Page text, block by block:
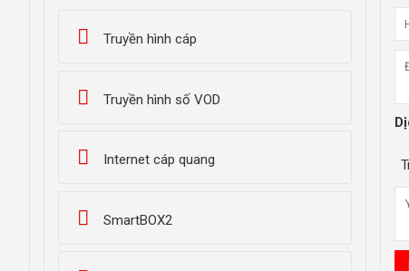
Truyền hình cáp
Truyền hình số VOD
Internet cáp quang
SmartBOX2